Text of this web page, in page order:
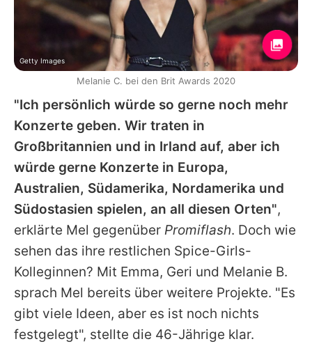
"Ich persönlich würde so gerne noch mehr
Konzerte geben. Wir traten in
Großbritannien und in Irland auf, aber ich
würde gerne Konzerte in Europa,
Australien, Südamerika, Nordamerika und
Südostasien spielen, an all diesen Orten",
erklärte Mel gegenüber Promiflash. Doch wie
sehen das ihre restlichen Spice-Girls-
Kolleginnen? Mit Emma, Geri und Melanie B.
sprach Mel bereits über weitere Projekte. "Es
gibt viele Ideen, aber es ist noch nichts
festgelegt", stellte die 46-Jährige klar.
Getty Images
Melanie C. bei den Brit Awards 2020